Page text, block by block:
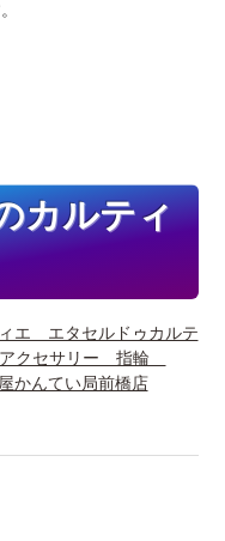
カルティ
エ エタセルドゥカルテ
クセサリー 指輪
かんてい局前橋店